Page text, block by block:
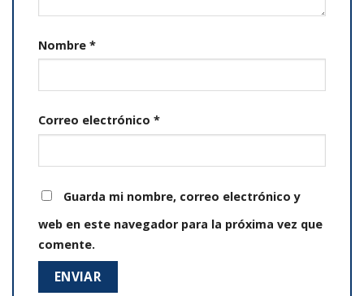
Nombre *
Correo electrónico *
Guarda mi nombre, correo electrónico y
web en este navegador para la próxima vez que
comente.